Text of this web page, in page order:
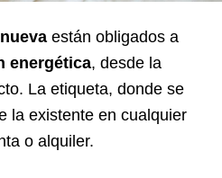
están obligados a
energética, desde la
La etiqueta, donde se
la existente en cualquier
o alquiler.